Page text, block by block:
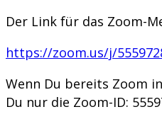
Der Link für das Zoom-
https://zoom.us/j/
Wenn Du bereits Zoom
Du nur die Zoom-ID: